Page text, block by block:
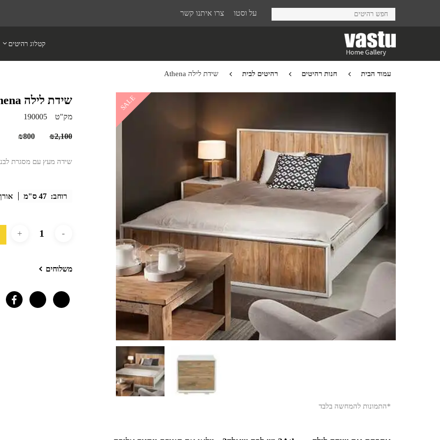
על וסטו צרו איתנו קשר
קטלוג רהיטים
עמוד הבית חנות רהיטים רהיטים לבית שידת לילה Athena
SALE
*התמונות להמחשה בלבד
שידת לילה Athena
מק"ט 190005
₪2,100
המחיר
היה:
₪800
הוא:שידה מעץ עם מסגרת
רוחב: 47 ס"מ
משלוחים